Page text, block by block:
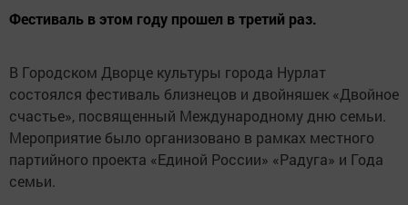
Фестиваль в этом году прошел в третий раз.
В Городском Дворце культуры города Нурлат
состоялся фестиваль близнецов и двойняшек «Двойное
счастье», посвященный Международному дню семьи.
Мероприятие было организовано в рамках местного
партийного проекта «Единой России» «Радуга» и Года
семьи.